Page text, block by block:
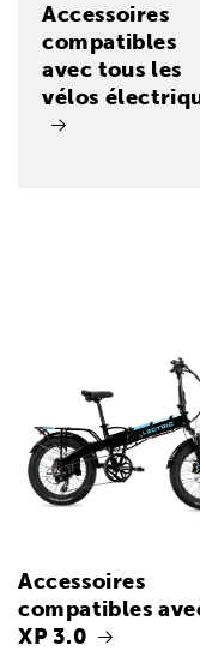
Accessoires
compatibles
avec tous les
vélos
Accessoires
compatibles
XP 3.0